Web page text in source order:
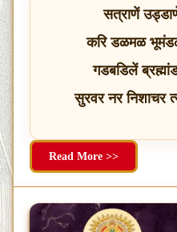
सत्राणें
करि डळमळ
गडबडिलें
सुरवर नर निशाचर
Read More >>